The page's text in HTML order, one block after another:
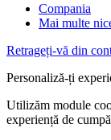
Compania
Mai multe
Retrageți-vă din
Personaliză-ți
Utilizăm module
experiență de